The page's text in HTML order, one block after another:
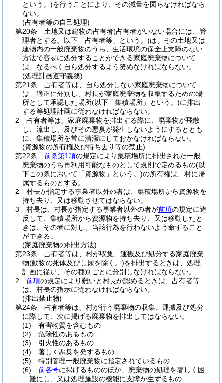
という。)を行うことにより、その減量を図らなければなら
ない。
(占有者等の自己処理)
第20条
土地又は建物の占有者(占有者がいない場合には、管
理者とする。以下「占有者等」という。)は、その土地又は
建物内の一般廃棄物のうち、生活環境の保全上支障のない
方法で容易に処分することができる家庭廃棄物について
は、なるべく自ら処分するよう努めなければならない。
(処理計画遵守義務)
第21条
占有者等は、自ら処分しない家庭廃棄物について
は、適正に分別し、村長が家庭廃棄物を収集するための場
所として承認した場所(以下「集積場所」という。)に排出
する等処理計画に従わなければならない。
2
占有者等は、家庭廃棄物を排出する際に、廃棄物が飛散
し、流出し、及びその悪臭が発生しないようにするととも
に、集積場所を常に清潔にしておかなければならない。
(資源物の所有権及び持ち去り等の禁止)
第22条
前条第1項の規定により集積場所に排出された一般
廃棄物のうち再利用可能なものとして規則で定めるもの(以
下この条において「資源物」という。)の所有権は、村に帰
属するものとする。
2
村長が指定する事業者以外の者は、集積場所から資源物を
持ち去り、又は移動させてはならない。
3
村長は、村長が指定する事業者以外の者が前項の規定に違
反して、集積場所から資源物を持ち去り、又は移動したと
きは、その者に対し、当該行為を行わないよう命ずること
ができる。
(家庭廃棄物の排出方法)
第23条
占有者等は、村が収集、運搬及び処分する家庭廃棄
物(動物の死体及びし尿を除く。)を排出するときは、処理
計画に従い、その種別ごとに分別しなければならない。
2
前項の規定により難いと村長が認めるときは、占有者等
は、村長の指示に従わなければならない。
(排出禁止物)
第24条
占有者等は、村が行う廃棄物の収集、運搬及び処分
に際して、次に掲げる廃棄物を排出してはならない。
(1)
有害物質を含むもの
(2)
危険性のあるもの
(3)
引火性のあるもの
(4)
著しく悪臭を発するもの
(5)
特別管理一般廃棄物に指定されているもの
(6)
前各号に掲げるもののほか、廃棄物の処理を著しく困
難にし、又は処理施設の機能に支障が生ずるもの